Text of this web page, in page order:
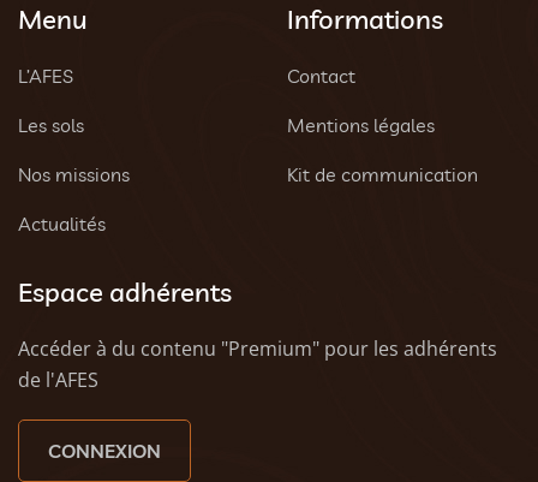
Menu
L’AFES
Les sols
Nos missions
Actualités
Informations
Contact
Mentions légales
Kit de communication
Espace adhérents
Accéder à du contenu "Premium" pour les adhérents
de l'AFES
CONNEXION